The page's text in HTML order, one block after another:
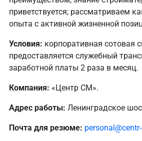
приветствуется; рассматриваем
опыта с активной жизненной
Условия: корпоративная сотовая
предоставляется служебный
заработной платы 2 раза в месяц.
Компания: «Центр СМ».
Адрес работы: Ленинградское
Почта для резюме: